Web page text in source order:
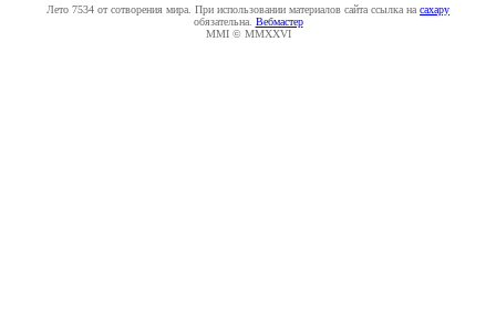
Лето 7534 от сотворения мира. При использовании материалов сайта ссылка на caxapу
обязательна. Вебмастер
MMI © MMXXVI